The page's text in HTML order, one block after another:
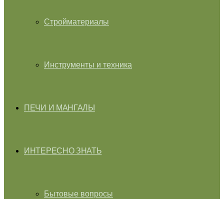
Стройматериалы
Инструменты и техника
ПЕЧИ И МАНГАЛЫ
ИНТЕРЕСНО ЗНАТЬ
Бытовые вопросы